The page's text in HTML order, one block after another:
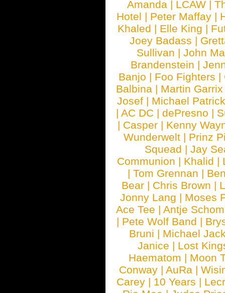
Amanda | LCAW |
Hotel | Peter Maffay |
Khaled | Elle King |
Joey Badass |
Sullivan | John
Brandenstein |
Banjo | Foo Fighters |
Balbina | Martin
Josef | Michael
|AC DC |dePresno |
| Casper | Kenny
Wunderwelt | Prinz
Squead |Jay
Communion | Khalid |
|Tom Grennan |
Bear | Chris Brown |
Jonny Lang | Moses
Ace Tee |Antje
| Pete Wolf Band |
Bruni | Michael
Janice | Lost
Haematom | Moon
Conway |AuRa |
Carey | 10 Years |